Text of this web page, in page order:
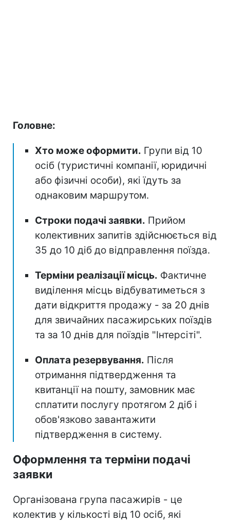
Головне:
Хто може оформити. Групи від 10
осіб (туристичні компанії, юридичні
або фізичні особи), які їдуть за
однаковим маршрутом.
Строки подачі заявки. Прийом
колективних запитів здійснюється від
35 до 10 діб до відправлення поїзда.
Терміни реалізації місць. Фактичне
виділення місць відбуватиметься з
дати відкриття продажу - за 20 днів
для звичайних пасажирських поїздів
та за 10 днів для поїздів "Інтерсіті".
Оплата резервування. Після
отримання підтвердження та
квитанції на пошту, замовник має
сплатити послугу протягом 2 діб і
обов'язково завантажити
підтвердження в систему.
Оформлення та терміни подачі
заявки
Організована група пасажирів - це
колектив у кількості від 10 осіб, які